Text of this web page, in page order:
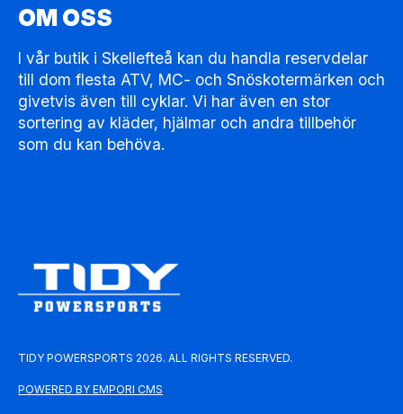
OM OSS
I vår butik i Skellefteå kan du handla reservdelar
till dom flesta ATV, MC- och Snöskotermärken och
givetvis även till cyklar. Vi har även en stor
sortering av kläder, hjälmar och andra tillbehör
som du kan behöva.
TIDY POWERSPORTS 2026. ALL RIGHTS RESERVED.
POWERED BY EMPORI CMS